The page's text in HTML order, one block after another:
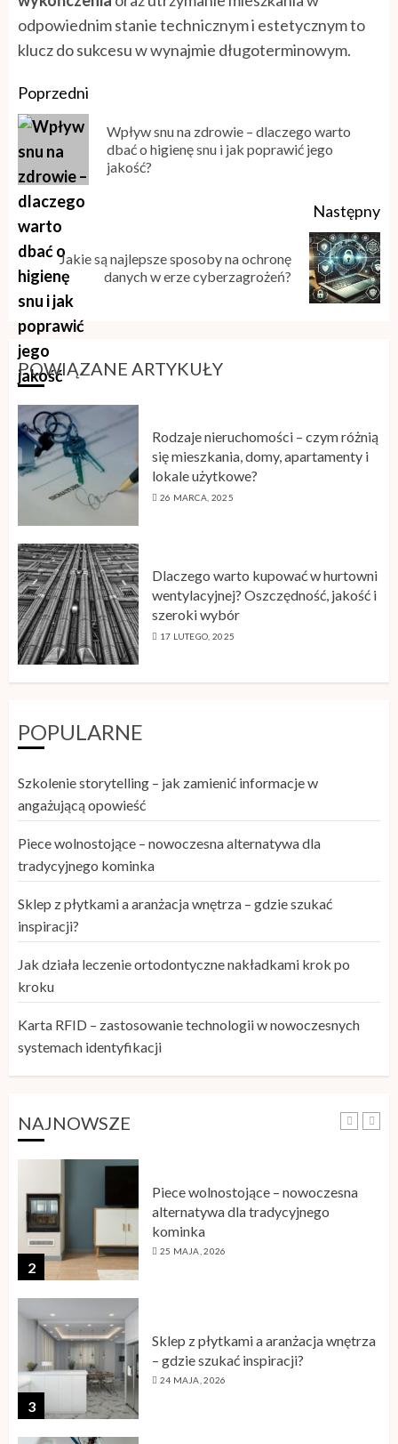
odpowiednim stanie technicznym i estetycznym to
klucz do sukcesu w wynajmie długoterminowym.
Poprzedni
Wpływ snu na zdrowie – dlaczego warto
dbać o higienę snu i jak poprawić jego
jakość?
Następny
Jakie są najlepsze sposoby na ochronę
danych w erze cyberzagrożeń?
POWIĄZANE ARTYKUŁY
Rodzaje nieruchomości – czym różnią
się mieszkania, domy, apartamenty i
lokale użytkowe?
26 MARCA, 2025
Dlaczego warto kupować w hurtowni
wentylacyjnej? Oszczędność, jakość i
szeroki wybór
17 LUTEGO, 2025
POPULARNE
Szkolenie storytelling – jak zamienić informacje w
angażującą opowieść
Piece wolnostojące – nowoczesna alternatywa dla
tradycyjnego kominka
Sklep z płytkami a aranżacja wnętrza – gdzie szukać
inspiracji?
Jak działa leczenie ortodontyczne nakładkami krok po
kroku
Karta RFID – zastosowanie technologii w nowoczesnych
systemach identyfikacji
NAJNOWSZE
3
Sklep z płytkami a aranżacja wnętrza
Jak działa leczenie ortodontyczne
29 KWIETNIA, 2026
5
Karta RFID – zastosowanie
technologii w nowoczesnych
1
informacje w angażującą opowieść
26 MAJA, 2026
2
Piece wolnostojące – nowoczesna
alternatywa dla tradycyjnego
3
Sklep z płytkami a aranżacja wnętrza
– gdzie szukać inspiracji?
4
Jak działa leczenie ortodontyczne
nakładkami krok po kroku
29 KWIETNIA, 2026